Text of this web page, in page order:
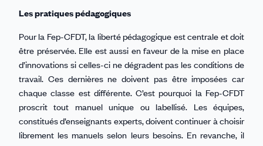
Les pratiques pédagogiques
Pour la Fep-CFDT, la liberté pédagogique est centrale et doit
être préservée. Elle est aussi en faveur de la mise en place
d’innovations si celles-ci ne dégradent pas les conditions de
travail. Ces dernières ne doivent pas être imposées car
chaque classe est différente. C’est pourquoi la Fep-CFDT
proscrit tout manuel unique ou labellisé. Les équipes,
constitués d’enseignants experts, doivent continuer à choisir
librement les manuels selon leurs besoins. En revanche, il